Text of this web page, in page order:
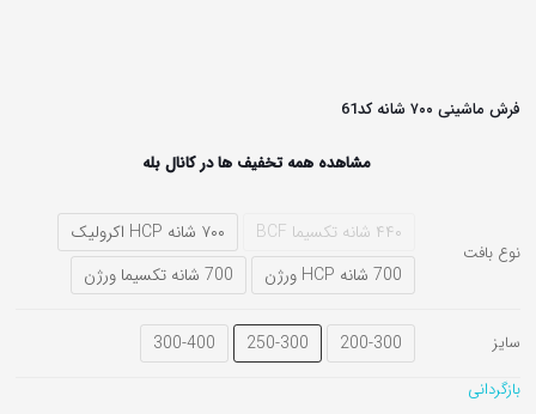
فرش ماشینی ۷۰۰ شانه کد61
مشاهده همه تخفیف ها در کانال بله
نوع بافت
۴۴۰ شانه تکسیما BCF
۷۰۰ شانه HCP اکرولیک
700 شانه HCP ورژن
700 شانه تکسیما ورژن
سایز 200-300
250-300
300-400
بازگردانی